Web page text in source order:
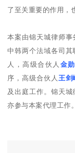
了至关重要的作用，
本案由锦天城律师
中韩两个法域各司其
人，高级合伙人 金勋
序，高级合伙人 王剑
及出庭工作。锦天
亦参与本案代理工作。